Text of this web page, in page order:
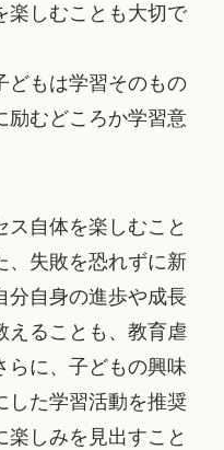
楽しむことも大切で
どもは学習そのもの
励むどころか学習意
ス自体を楽しむこと
、失敗を恐れずに新
分自身の進歩や成長
えることも、教育虐
らに、子どもの興味
した学習活動を推奨
しみを見出すこと